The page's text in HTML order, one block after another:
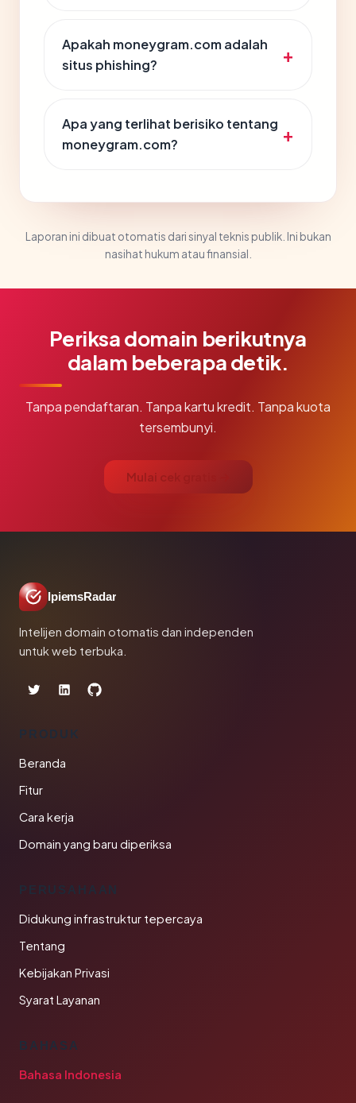
Apakah moneygram.com adalah
situs phishing?
Apa yang terlihat berisiko tentang
moneygram.com?
Laporan ini dibuat otomatis dari sinyal teknis publik. Ini bukan
nasihat hukum atau finansial.
Periksa domain berikutnya
dalam beberapa detik.
Tanpa pendaftaran. Tanpa kartu kredit. Tanpa kuota
tersembunyi.
Mulai cek gratis →
IpiemsRadar
Intelijen domain otomatis dan independen
untuk web terbuka.
PRODUK
Beranda
Fitur
Cara kerja
Domain yang baru diperiksa
PERUSAHAAN
Didukung infrastruktur tepercaya
Tentang
Kebijakan Privasi
Syarat Layanan
BAHASA
Bahasa Indonesia